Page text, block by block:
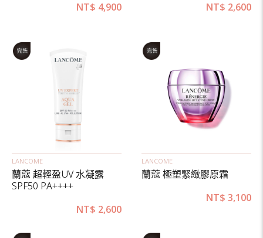
NT$ 4,900
NT$ 2,600
LANCOME
蘭蔻 超輕盈UV 水凝露
SPF50 PA++++
NT$ 2,600
LANCOME
蘭蔻 極塑緊緻膠原霜
NT$ 3,100